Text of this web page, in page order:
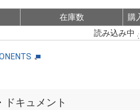
在庫数
購
読み込み中
ドキュメント